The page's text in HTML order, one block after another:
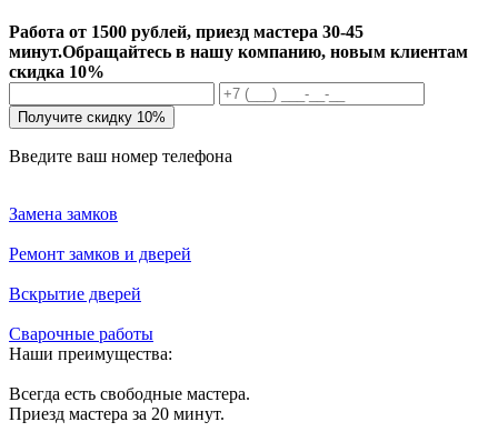
Работа от 1500 рублей, приезд мастера 30-45
минут.Обращайтесь в нашу компанию, новым клиентам
скидка 10%
Получите скидку 10%
Введите ваш номер телефона
Замена замков
Ремонт замков и дверей
Вскрытие дверей
Сварочные работы
Наши преимущества:
Всегда есть свободные мастера.
Приезд мастера за 20 минут.